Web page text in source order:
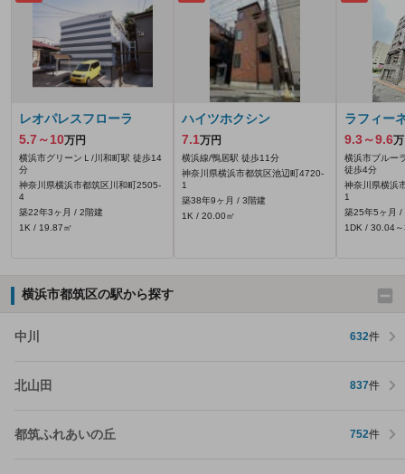
レオパレスフローラ
5.7～10万円
横浜市グリーンＬ/川和町駅 徒歩14
分
神奈川県横浜市都筑区川和町2505‐
4
築22年3ヶ月 / 2階建
1K / 19.87㎡
ハイツホクシン
7.1万円
横浜線/鴨居駅 徒歩11分
神奈川県横浜市都筑区池辺町4720‐
1
築38年9ヶ月 / 3階建
1K / 20.00㎡
ラフィー
9.3～9.6
横浜市ブルー
徒歩4分
神奈川県横浜
1
築25年5ヶ月 /
1DK / 30.04
横浜市都筑区の駅から探す
中川 632件
北山田 837件
都筑ふれあいの丘 752件